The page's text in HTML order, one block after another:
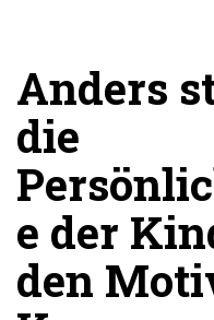
Anders
die
e der
den